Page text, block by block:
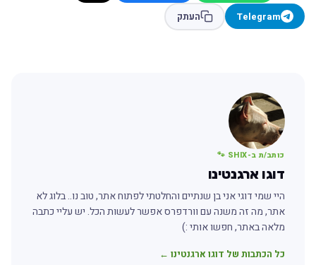
Telegram
העתק
כותב/ת ב-SHIX 🐾
דוגו ארגנטינו
היי שמי דוגי אני בן שנתיים והחלטתי לפתוח אתר, טוב נו.. בלוג לא
אתר, מה זה משנה עם וורדפרס אפשר לעשות הכל. יש עליי כתבה
מלאה באתר, חפשו אותי :)
כל הכתבות של דוגו ארגנטינו ←